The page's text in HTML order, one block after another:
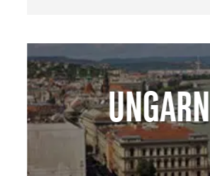
UNGARN